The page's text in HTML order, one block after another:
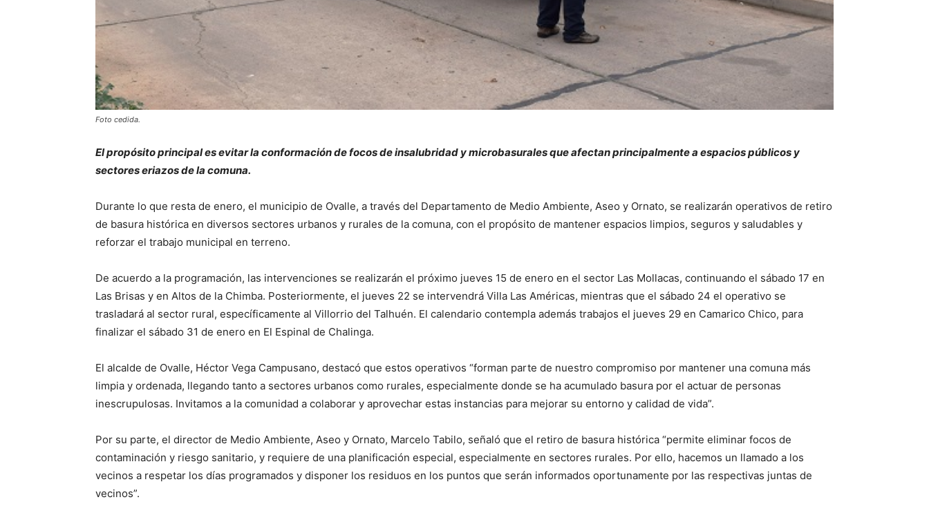
Foto cedida.
El propósito principal es evitar la conformación de focos de insalubridad y microbasurales que afectan principalmente a espacios públicos y
sectores eriazos de la comuna.
Durante lo que resta de enero, el municipio de Ovalle, a través del Departamento de Medio Ambiente, Aseo y Ornato, se realizarán operativos de retiro
de basura histórica en diversos sectores urbanos y rurales de la comuna, con el propósito de mantener espacios limpios, seguros y saludables y
reforzar el trabajo municipal en terreno.
De acuerdo a la programación, las intervenciones se realizarán el próximo jueves 15 de enero en el sector Las Mollacas, continuando el sábado 17 en
Las Brisas y en Altos de la Chimba. Posteriormente, el jueves 22 se intervendrá Villa Las Américas, mientras que el sábado 24 el operativo se
trasladará al sector rural, específicamente al Villorrio del Talhuén. El calendario contempla además trabajos el jueves 29 en Camarico Chico, para
finalizar el sábado 31 de enero en El Espinal de Chalinga.
El alcalde de Ovalle, Héctor Vega Campusano, destacó que estos operativos “forman parte de nuestro compromiso por mantener una comuna más
limpia y ordenada, llegando tanto a sectores urbanos como rurales, especialmente donde se ha acumulado basura por el actuar de personas
inescrupulosas. Invitamos a la comunidad a colaborar y aprovechar estas instancias para mejorar su entorno y calidad de vida”.
Por su parte, el director de Medio Ambiente, Aseo y Ornato, Marcelo Tabilo, señaló que el retiro de basura histórica “permite eliminar focos de
contaminación y riesgo sanitario, y requiere de una planificación especial, especialmente en sectores rurales. Por ello, hacemos un llamado a los
vecinos a respetar los días programados y disponer los residuos en los puntos que serán informados oportunamente por las respectivas juntas de
vecinos”.